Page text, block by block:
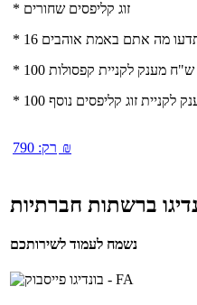
* זוג קליפסים שחורים
שתדעו מה אתם באמת אוהבים
מענק לקניית זוג קליפסים נוסף
רק: 790 ₪
ברשתות חברתיות
נשמח לעמוד לשירותכם